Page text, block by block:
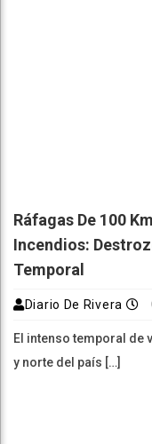
Ráfagas De 100
Incendios:
Temporal
Diario De Rivera
El intenso temporal de
y norte del país […]